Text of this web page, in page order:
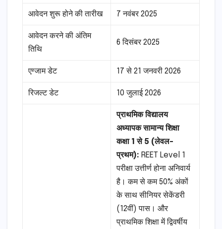
आवेदन शुरू होने की तारीख 7 नवंबर 2025
आवेदन करने की अंतिम
तिथि
6 दिसंबर 2025
एग्जाम डेट 17 से 21 जनवरी 2026
रिजल्ट डेट 10 जुलाई 2026
प्राथमिक विद्यालय
अध्यापक सामान्य शिक्षा
कक्षा 1 से 5 (लेवल-
प्रथम): REET Level 1
परीक्षा उत्तीर्ण होना अनिवार्य
है। कम से कम 50% अंकों
के साथ सीनियर सेकेंडरी
(12वीं) पास। और
प्राथमिक शिक्षा में द्विवर्षीय